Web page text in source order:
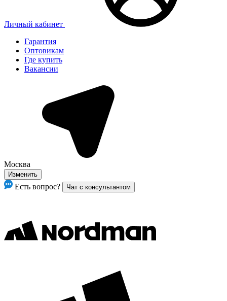
Личный кабинет
Гарантия
Оптовикам
Где купить
Вакансии
Москва
Изменить
Есть вопрос? Чат с консультантом